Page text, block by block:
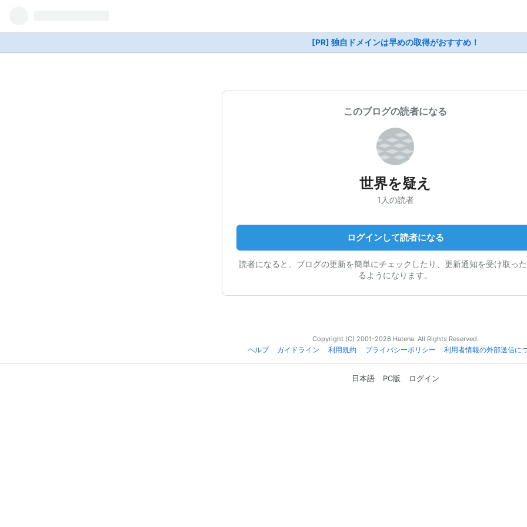
[PR] 独自ドメインは早めの取得がおすすめ！
このブログの読者になる
世界を疑え
1人の読者
ログインして読者になる
読者になると、ブログの更新を簡単にチェックしたり、更新通知を受け取っ
るようになります。
Copyright (C) 2001-2026 Hatena. All Rights Reserved.
ヘルプ
ガイドライン 利用規約 プライバシーポリシー 利用者情報の外部送信に
日本語 PC版 ログイン